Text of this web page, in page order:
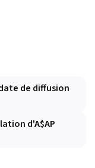
de diffusion
d'A$AP